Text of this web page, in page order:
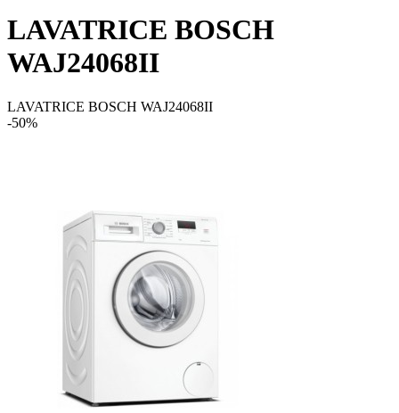
LAVATRICE BOSCH
WAJ24068II
LAVATRICE BOSCH WAJ24068II
-50%